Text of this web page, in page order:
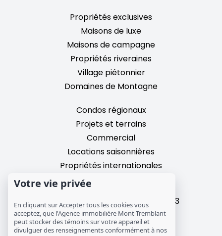
Propriétés exclusives
Maisons de luxe
Maisons de campagne
Propriétés riveraines
Village piétonnier
Domaines de Montagne
Condos régionaux
Projets et terrains
Commercial
Locations saisonnières
Propriétés internationales
2195, chemin du Village,
Mont-Tremblant, Quebec, J8E 3M3
T: 1 (819) 425-9324
info@mtre.ca
Votre vie privée
En cliquant sur Accepter tous les cookies vous
acceptez, que l'Agence immobilière Mont-Tremblant
peut stocker des témoins sur votre appareil et
divulguer des renseignements conformément à nos